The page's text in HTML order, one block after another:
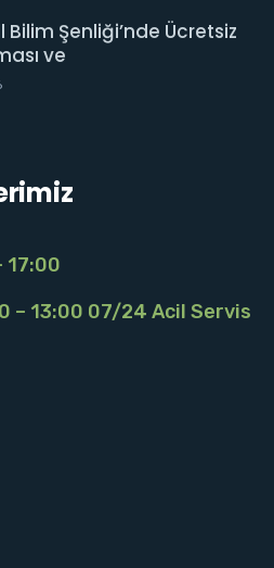
Şenliği’nde Ücretsiz
ve
17:00
– 13:00 07/24 Acil Servis